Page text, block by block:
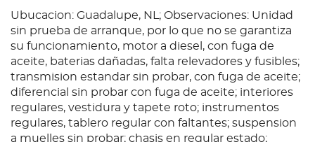
Ubucacion: Guadalupe, NL; Observaciones: Unidad
sin prueba de arranque, por lo que no se garantiza
su funcionamiento, motor a diesel, con fuga de
aceite, baterias dañadas, falta relevadores y fusibles;
transmision estandar sin probar, con fuga de aceite;
diferencial sin probar con fuga de aceite; interiores
regulares, vestidura y tapete roto; instrumentos
regulares, tablero regular con faltantes; suspension
a muelles sin probar; chasis en regular estado;